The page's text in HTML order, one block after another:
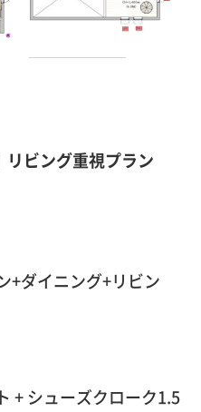
ビング重視プラン
+ダイニング+リビン
+ シューズクローク1.5